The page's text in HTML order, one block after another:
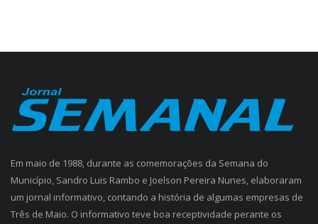
Em maio de 1988, durante as comemorações da Semana do
Município, Sandro Luis Rambo e Joelson Pereira Nunes, elaboraram
um jornal informativo, contando a história de algumas empresas de
Três de Maio. O informativo teve boa receptividade perante os